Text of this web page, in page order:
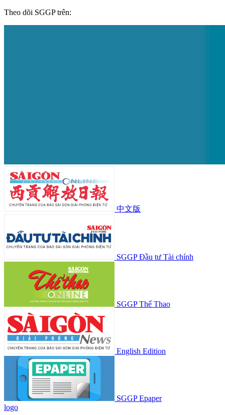
Theo dõi SGGP trên:
中文版
SGGP Đầu tư Tài chính
SGGP Thể Thao
English Edition
SGGP Epaper
logo